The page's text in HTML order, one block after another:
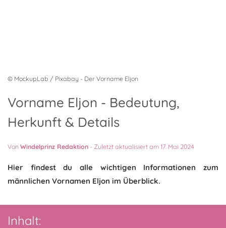
© MockupLab / Pixabay - Der Vorname Eljon
Vorname Eljon - Bedeutung,
Herkunft & Details
VonWindelprinz Redaktion - Zuletzt aktualisiert am 17. Mai 2024
Hier findest du alle wichtigen Informationen zum
männlichen Vornamen Eljon im Überblick.
Inhalt: